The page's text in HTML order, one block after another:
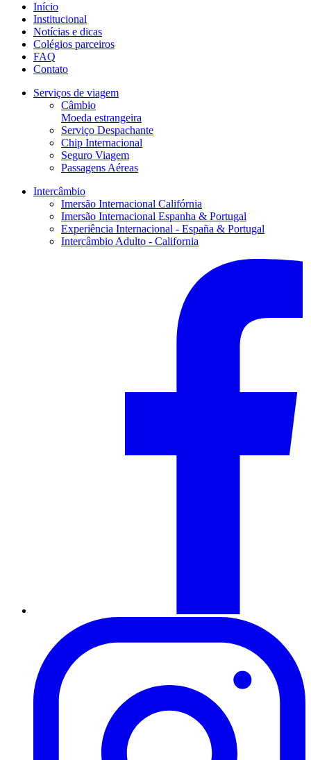
Início
Institucional
Notícias e dicas
Colégios parceiros
FAQ
Contato
Serviços de viagem
Câmbio
Moeda estrangeira
Serviço Despachante
Chip Internacional
Seguro Viagem
Passagens Aéreas
Intercâmbio
Imersão Internacional Califórnia
Imersão Internacional Espanha & Portugal
Experiência Internacional - España & Portugal
Intercâmbio Adulto - California